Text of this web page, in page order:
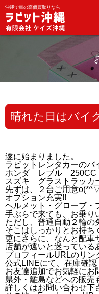
沖縄で車の高価買取りなら
晴れた日はバイ
遂に始まりました。
ラビットレンタカーのバ
ホンダ レブル 250CC
スズキ グラストラッ
先ずは、２台ご用意
オプション充実!!
ヘルメット・グローブ・
手ぶらで来ても、お乗り
ただし、普通自動２輪の
そこはしっかりとお持ち
更にさらに、なんと配車
店舗が遠いと迷っている
プロフィールURLのリン
公式LINEにて、在庫確
お友達追加でお気軽にお
県外・離島などへの販売
詳しくはお問い合わせ下